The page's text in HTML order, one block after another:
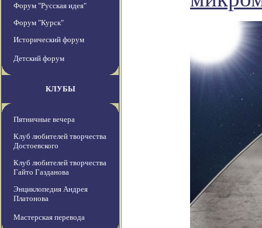
Форум "Русская идея"
Форум "Курск"
Исторический форум
Детский форум
КЛУБЫ
Пятничные вечера
Клуб любителей творчества
Достоевского
Клуб любителей творчества
Гайто Газданова
Энциклопедия Андрея
Платонова
Мастерская перевода